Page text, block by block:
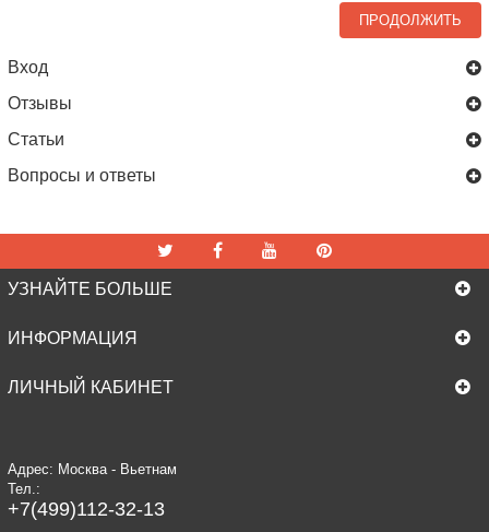
ПРОДОЛЖИТЬ
Вход
Отзывы
Статьи
Вопросы и ответы
УЗНАЙТЕ БОЛЬШЕ
ИНФОРМАЦИЯ
ЛИЧНЫЙ КАБИНЕТ
Адрес: Москва - Вьетнам
Тел.:
+7(499)112-32-13